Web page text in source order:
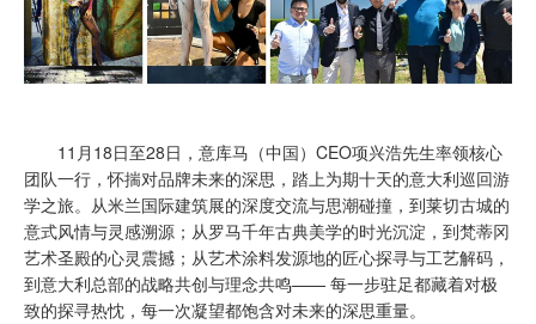
11月18日至28日，意库马（中国）CEO项兴浩先生率领核心
团队一行，怀揣对品牌未来的深思，踏上为期十天的意大利巡回游
学之旅。从米兰国际建筑展的深度交流与思潮碰撞，到莱切古城的
意式风情与灵感溯源；从罗马千年古典美学的时光沉淀，到梵蒂冈
艺术圣殿的心灵震撼；从艺术涂料发源地的匠心探寻与工艺解码，
到意大利总部的战略共创与理念共鸣—— 每一步驻足都藏着对极
致的探寻热忱，每一次凝望都饱含对未来的深思重量。